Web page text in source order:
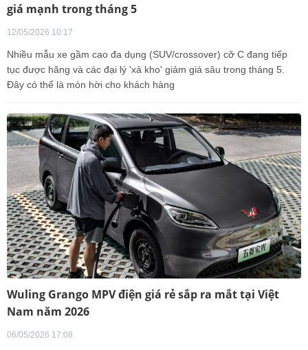
giá mạnh trong tháng 5
12/05/2026 10:17
Nhiều mẫu xe gầm cao đa dụng (SUV/crossover) cỡ C đang tiếp
tục được hãng và các đại lý 'xả kho' giảm giá sâu trong tháng 5.
Đây có thể là món hời cho khách hàng
Wuling Grango MPV điện giá rẻ sắp ra mắt tại Việt
Nam năm 2026
06/05/2026 17:08